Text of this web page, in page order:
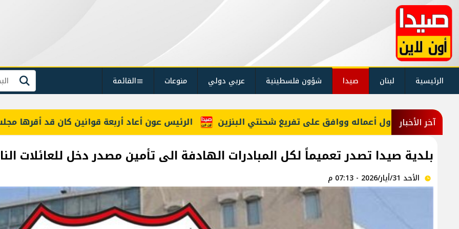
الرئيسية لبنان صيدا شؤون فلسطينية عربي دولي منوعات القائمة بحث
آخر الأخبار الرئيس عون أعاد أربعة قوانين كان قد أقرها مجلس بنود جدول أعماله ووافق على تفريغ شحنتي البنزين
بلدية صيدا تصدر تعميماً لكل المبادرات الهادفة الى تأمين مصدر دخل للعائلات
الأحد 31/أيار/2026 - 07:13 م